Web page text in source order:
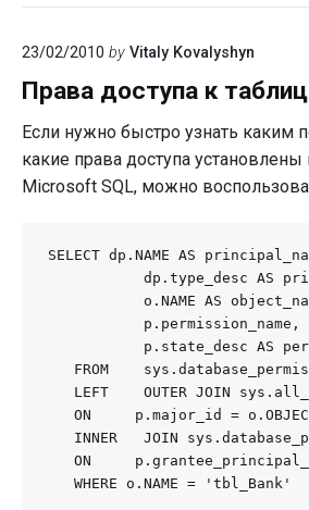
23/02/2010 by Vitaly Kovalyshyn
Права доступа к
Если нужно быстро узнать каким
какие права доступа установлены
Microsoft SQL, можно
SELECT dp.NAME AS
dp.type_desc AS
o.NAME AS
           p.permission_name,
p.state_desc AS
FROM
LEFT    OUTER JOIN
ON     p.major_id =
INNER   JOIN
ON
   WHERE o.NAME = 'tbl_Bank'